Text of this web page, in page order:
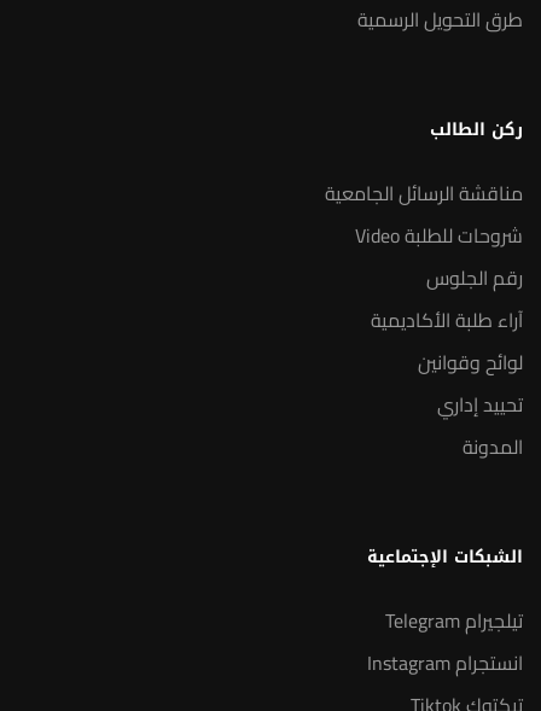
طرق التحويل الرسمية
ركن الطالب
مناقشة الرسائل الجامعية
شروحات للطلبة Video
رقم الجلوس
آراء طلبة الأكاديمية
لوائح وقوانين
تحييد إداري
المدونة
الشبكات الإجتماعية
تيلجيرام Telegram
انستجرام Instagram